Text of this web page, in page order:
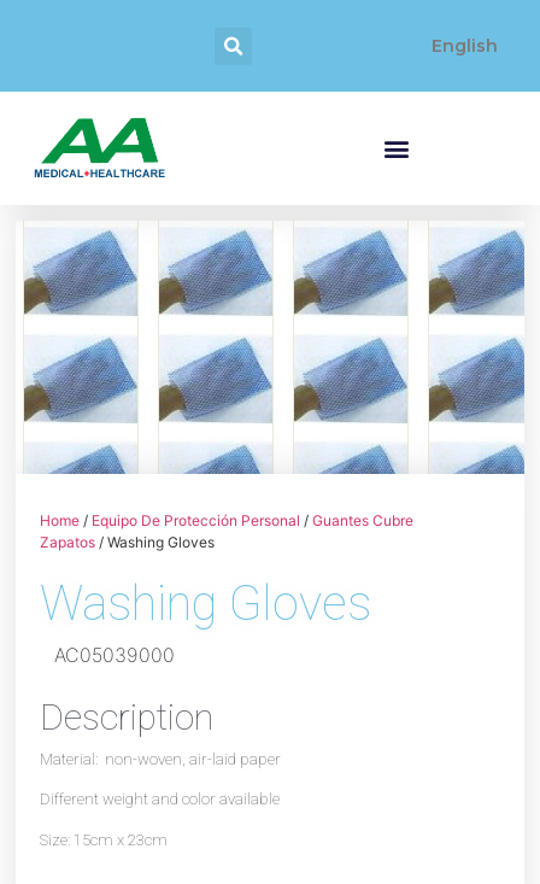
English
Home / Equipo De Protección Personal /Guantes Cubre
Zapatos / Washing Gloves
Washing Gloves
AC05039000
Description
Material: non-woven, air-laid paper
Different weight and color available
Size: 15cm x 23cm